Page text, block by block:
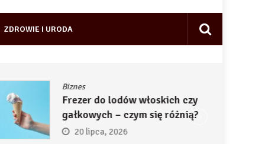
ZDROWIE I URODA
Biznes
Frezer do lodów włoskich czy
gałkowych – czym się różnią?
20 lipca, 2026